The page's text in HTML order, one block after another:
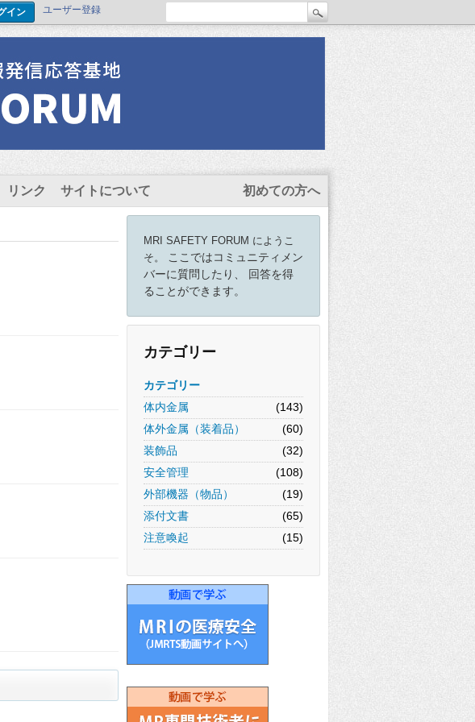
ユーザー登録
リンク サイトについて 初めての方へ
MRI SAFETY FORUM にようこ
そ。
ここではコミュニティメン
バーに質問したり、 回答を得
ることができます。
カテゴリー
カテゴリー
体内金属
(143)
体外金属（装着品）
(60)
装飾品
(32)
安全管理
(108)
外部機器（物品）
(19)
添付文書
(65)
注意喚起
(15)